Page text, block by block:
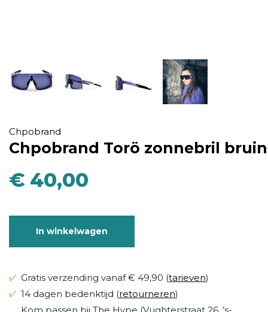
Chpobrand
Chpobrand Torö zonnebril bruin
€ 40,00
In winkelwagen
Gratis verzending vanaf € 49,90 (tarieven)
14 dagen bedenktijd (retourneren)